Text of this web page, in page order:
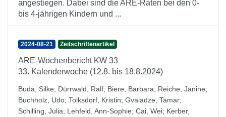
angestiegen. Dabei sind die ARE-Raten bei den 0-
bis 4-jährigen Kindern und ...
2024-08-21 Zeitschriftenartikel
ARE-Wochenbericht KW 33
33. Kalenderwoche (12.8. bis 18.8.2024)
Buda, Silke; Dürrwald, Ralf; Biere, Barbara; Reiche, Janine;
Buchholz, Udo; Tolksdorf, Kristin; Gvaladze, Tamar;
Schilling, Julia; Lehfeld, Ann-Sophie; Cai, Wei; Kerber,